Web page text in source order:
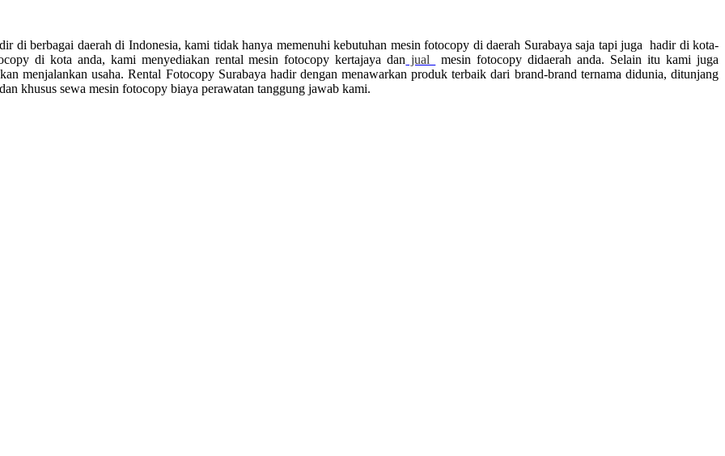
di berbagai daerah di Indonesia, kami tidak hanya memenuhi kebutuhan mesin fotocopy di daerah Surabaya saja tapi juga hadir di kota-
di kota anda, kami menyediakan rental mesin fotocopy kertajaya dan jual
mesin fotocopy didaerah anda. Selain itu kami juga
menjalankan usaha. Rental Fotocopy Surabaya hadir dengan menawarkan produk terbaik dari brand-brand ternama didunia, ditunjang
khusus sewa mesin fotocopy biaya perawatan tanggung jawab kami.